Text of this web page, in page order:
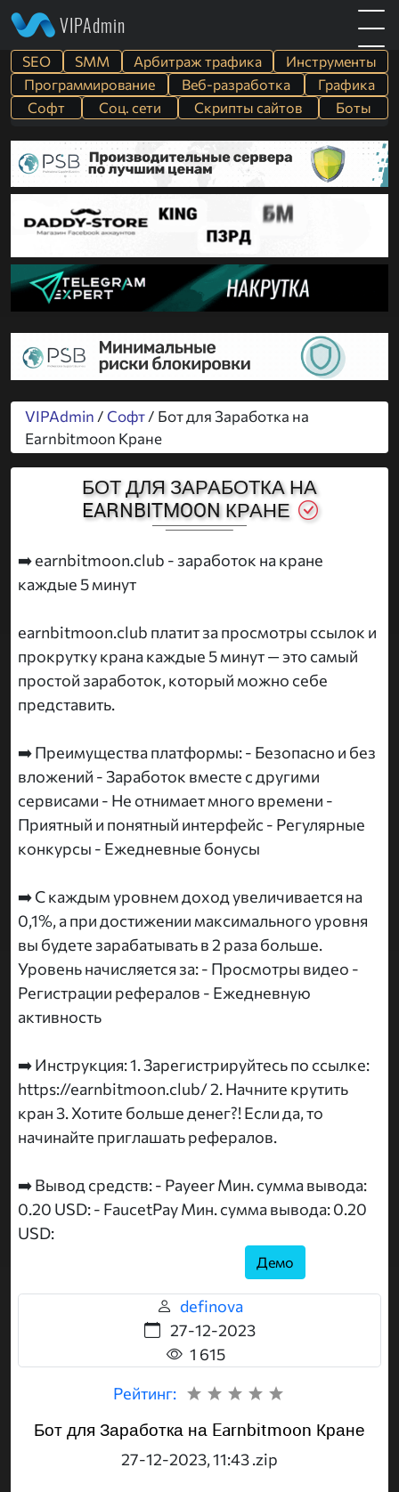
VIPAdmin
SEO SMM Арбитраж трафика
Инструменты
Программирование
Веб-разработка
Графика
Софт
Cоц. сети Скрипты сайтов Боты
VIPAdmin / Софт/ Бот для Заработка на
Earnbitmoon Кране
БОТ ДЛЯ ЗАРАБОТКА НА
EARNBITMOON КРАНЕ
➡️ earnbitmoon.club - заработок на кране
каждые 5 минут
earnbitmoon.club платит за просмотры ссылок и
прокрутку крана каждые 5 минут — это самый
простой заработок, который можно себе
представить.
➡️ Преимущества платформы: - Безопасно и без
вложений - Заработок вместе с другими
сервисами - Не отнимает много времени -
Приятный и понятный интерфейс - Регулярные
конкурсы - Ежедневные бонусы
➡️ С каждым уровнем доход увеличивается на
0,1%, а при достижении максимального уровня
вы будете зарабатывать в 2 раза больше.
Уровень начисляется за: - Просмотры видео -
Регистрации рефералов - Ежедневную
активность
➡️ Инструкция: 1. Зарегистрируйтесь по ссылке:
https://earnbitmoon.club/ 2. Начните крутить
кран 3. Хотите больше денег?! Если да, то
начинайте приглашать рефералов.
➡️ Вывод средств: - Payeer Мин. сумма вывода:
0.20 USD: - FaucetPay Мин. сумма вывода: 0.20
USD:
Демо
definova
27-12-2023
1 615
Рейтинг:
Бот для Заработка на Earnbitmoon Кране
27-12-2023, 11:43 .zip